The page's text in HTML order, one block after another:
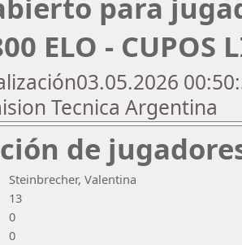
para
ELO - CUPOS
Tecnica Argentina
de
Steinbrecher, Valentina
13
0
0